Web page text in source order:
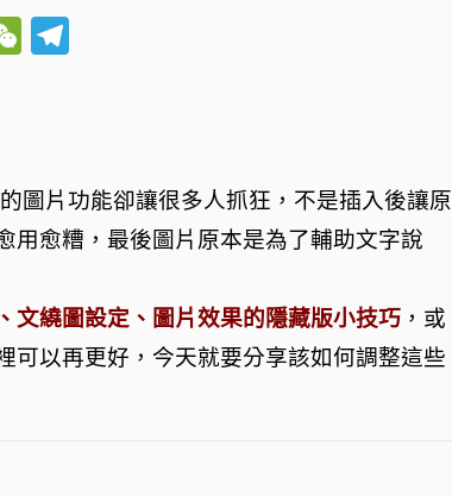
W
a
t
ra
m
圖片功能卻讓很多人抓狂，不是插入後讓原
用愈糟，最後圖片原本是為了輔助文字說
文繞圖設定、圖片效果的隱藏版小技巧 ，或
可以再更好，今天就要分享該如何調整這些